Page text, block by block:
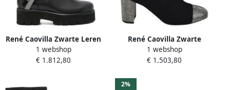
René Caovilla Zwarte Leren
Laarzen Black Dames
1 webshop
€ 1.812,80
René Caovilla Zwarte
Laarzen van Black Dames
1 webshop
€ 1.503,80
2%